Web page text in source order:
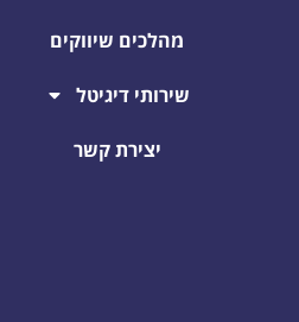
מהלכים שיווקים
שירותי דיגיטל
יצירת קשר